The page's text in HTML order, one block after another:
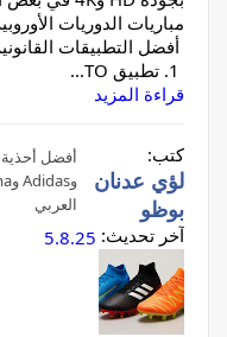
مباريات الدوريات
أفضل التطبيقات
قراءة المزيد
العربي
كتب:
لؤي عدنان
بوظو
آخر تحديث: 5.8.25